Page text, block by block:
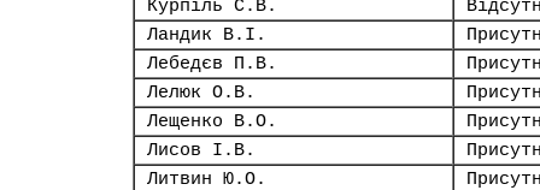
Курпіль С.В.
Ландик В.І.
Лебедєв П.В.
Лелюк О.В.
Лещенко В.О.
Лисов І.В.
Литвин Ю.О.